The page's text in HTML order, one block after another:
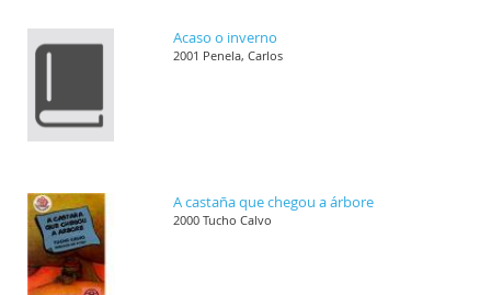
Acaso o inverno
2001 Penela, Carlos
A castaña que chegou a árbore
2000 Tucho Calvo